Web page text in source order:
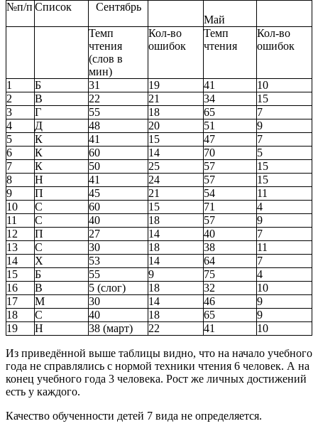
№п/п Список
Сентябрь
Май
Темп
чтения
(слов в
мин)
Кол-во
ошибок
Темп
чтения
Кол-во
ошибок
1 Б 31 19 41
10
2
В 22 21 34
15
3
Г 55 18 65
7
4
Д 48 20 51
9
5
К 41 15 47
7
6
К 60 14 70
5
7
К 50 25 57
15
8
Н 41 24 57
15
9
П 45 21 54
11
10
С 60 15 71
4
11
С 40 18 57
9
12
П 27 14 40
7
13
С 30 18 38
11
14
Х 53 14 64
7
15
Б 55 9 75
4
16
В 5 (слог) 18 32
10
17
М 30 14 46
9
18
С 40 18 65
9
19
Н 38 (март) 22 41 10
Из приведённой выше таблицы видно, что на начало учебного
года не справлялись с нормой техники чтения 6 человек. А на
конец учебного года 3 человека. Рост же личных достижений
есть у каждого.
Качество обученности детей 7 вида не определяется.